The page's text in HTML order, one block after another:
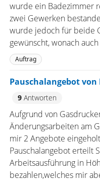
wurde ein Badezimmer
zwei Gewerken
wurde jedoch für beide
gewünscht, wonach auch
Auftrag
Pauschalangebot
9Antworten
Aufgrund von
Änderungsarbeiten am
mir 2 Angebote
Pauschalangebot erteilt
Arbeitsausführung in
bezahlen,welches mir